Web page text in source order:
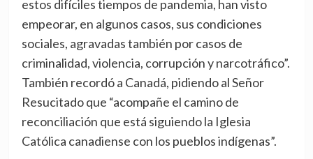
estos difíciles tiempos de pandemia, han visto
empeorar, en algunos casos, sus condiciones
sociales, agravadas también por casos de
criminalidad, violencia, corrupción y narcotráfico”.
También recordó a Canadá, pidiendo al Señor
Resucitado que “acompañe el camino de
reconciliación que está siguiendo la Iglesia
Católica canadiense con los pueblos indígenas”.